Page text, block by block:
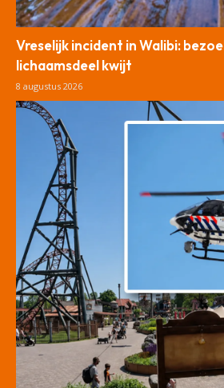
Vreselijk incident in Walibi:
lichaamsdeel kwijt
8 augustus 2026